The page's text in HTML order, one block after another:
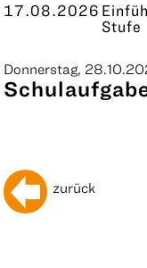
17.08.2026
Stufe
Donnerstag,
zurück